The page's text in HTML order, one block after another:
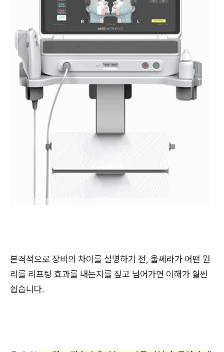
본격적으로 장비의 차이를 설명하기 전, 울쎄라가 어떤 원
리를 리프팅 효과를 내는지를 짚고 넘어가면 이해가 훨씬
쉽습니다.